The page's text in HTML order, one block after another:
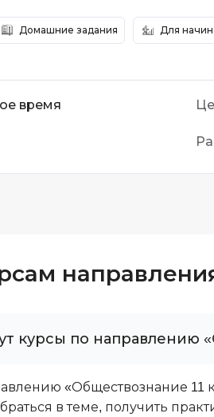
Домашние задания Для
время
курсы по направлению
«Обществознание 11
в теме, получить